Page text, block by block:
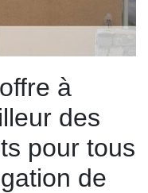
à
des
pour tous
de